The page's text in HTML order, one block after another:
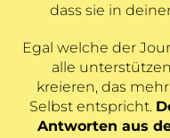
dass sie in
Egal welche der
alle
kreieren, das
Selbst entspricht.
Antworten aus